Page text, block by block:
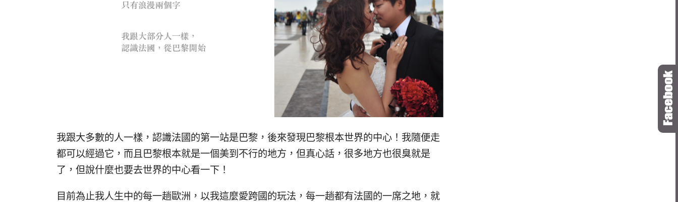
我跟大多數的人一樣，認識法國的第一站是巴黎，後來發現巴黎根本世界的中心！我隨便走
都可以經過它，而且巴黎根本就是一個美到不行的地方，但真心話，很多地方也很臭就是
了，但說什麼也要去世界的中心看一下！
目前為止我人生中的每一趟歐洲，以我這麼愛跨國的玩法，每一趟都有法國的一席之地，就